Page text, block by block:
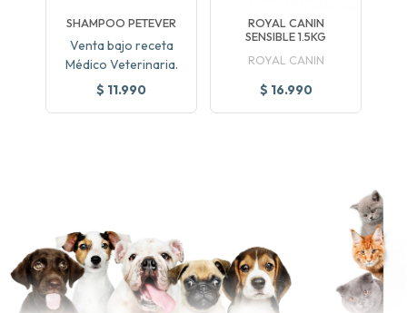
SHAMPOO PETEVER
Venta bajo receta
Médico Veterinaria.
$ 11.990
ROYAL CANIN
SENSIBLE 1.5KG
ROYAL CANIN
$ 16.990